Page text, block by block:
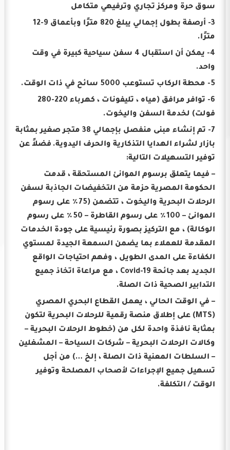
سوق حرة ومركز تجاري وترفيهي متكامل
3- أرصفة بطول إجمالي يبلغ 820 مترًا وبأعماق 9-12
مترًا.
4- يمكن أن استقبال 4 سفن سياحية كبيرة في وقت
واحد.
5- محطة الركاب تستوعب 5000 سائح في ذات الوقت.
6- توافر مرافق (مياه ، تليفونات ، كهرباء 220-280
فولت) لخدمة السفن واليخوت.
7- تم إنشاء مبنى منفصل بإجمالي 38 متجر صغير بمثابة
بازار لشراء الهدايا التذكارية والحرف اليدوية. فضلاً عن
توفير التسهيلات التالية:
– فيما يتعلق برسوم الموانئ المستحقة ، قدمت
الحكومة المصرية حزمة من التخفيضات الجاذبة لسفن
الرحلات البحرية واليخوت ، تتضمن (75٪ على رسوم
الموانئ – 100٪ على رسوم القاطرة – 50٪ على رسوم
الوكالة) ، مع التركيز بصورة رئيسية على جودة الخدمات
المقدمة للعملاء بما يضمن السمعة الجيدة لمستوي
الكفاءة على المدى الطويل ، وفهم احتياجات الواقع
الجديد بعد جائحة Covid-19 ، مع مراعاة اتخاذ جميع
التدابير الصحية ذات الصلة.
– في الوقت الحالي ، يعمل القطاع البحري المصري
(MTS) على إطلاق منصة رقمية للرحلات البحرية لتكون
بمثابة نافذة واحدة لكل من (خطوط الرحلات البحرية –
وكالات الرحلات البحرية – شركات السياحة – المشغلين
– السلطات المعنية ذات الصلة ، إلخ …) من أجل
تسهيل جميع الإجراءات لأصحاب المصلحة وتوفير
الوقت / التكلفة.